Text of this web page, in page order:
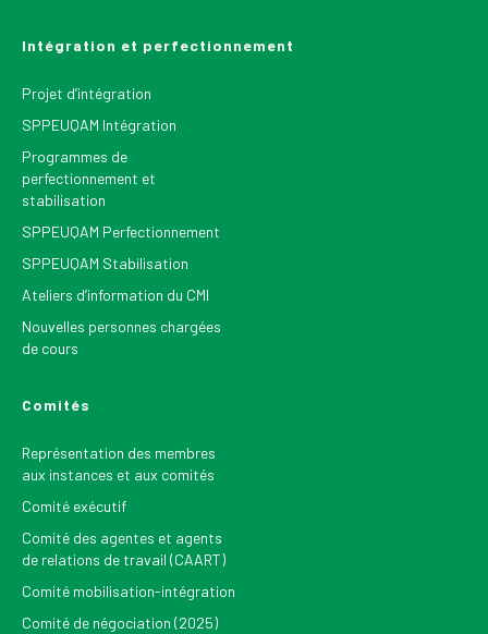
Intégration et perfectionnement
Projet d’intégration
SPPEUQAM Intégration
Programmes de
perfectionnement et
stabilisation
SPPEUQAM Perfectionnement
SPPEUQAM Stabilisation
Ateliers d’information du CMI
Nouvelles personnes chargées
de cours
Comités
Représentation des membres
aux instances et aux comités
Comité exécutif
Comité des agentes et agents
de relations de travail (CAART)
Comité mobilisation-intégration
Comité de négociation (2025)